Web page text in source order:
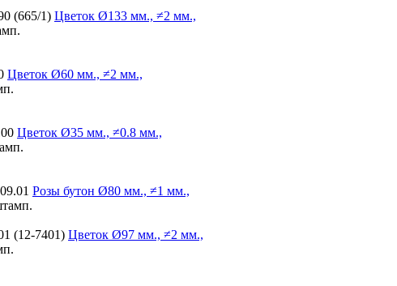
(665/1) Цветок Ø133 мм., ≠2 мм.,
Цветок Ø60 мм., ≠2 мм.,
Цветок Ø35 мм., ≠0.8 мм.,
Розы бутон Ø80 мм., ≠1 мм.,
(12-7401) Цветок Ø97 мм., ≠2 мм.,